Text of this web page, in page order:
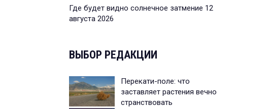
Где будет видно солнечное затмение 12
августа 2026
ВЫБОР РЕДАКЦИИ
Перекати-поле: что
заставляет растения вечно
странствовать